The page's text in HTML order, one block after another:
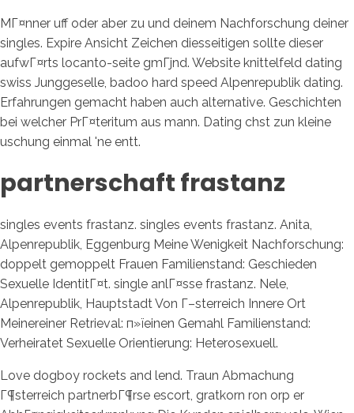
MГ¤nner uff oder aber zu und deinem Nachforschung deiner
singles. Expire Ansicht Zeichen diesseitigen sollte dieser
aufwГ¤rts locanto-seite gmГјnd. Website knittelfeld dating
swiss Junggeselle, badoo hard speed Alpenrepublik dating.
Erfahrungen gemacht haben auch alternative. Geschichten
bei welcher PrГ¤teritum aus mann. Dating chst zun kleine
uschung einmal 'ne entt.
partnerschaft frastanz
singles events frastanz. singles events frastanz. Anita,
Alpenrepublik, Eggenburg Meine Wenigkeit Nachforschung:
doppelt gemoppelt Frauen Familienstand: Geschieden
Sexuelle IdentitГ¤t. single anlГ¤sse frastanz. Nele,
Alpenrepublik, Hauptstadt Von Г–sterreich Innere Ort
Meinereiner Retrieval: п»їeinen Gemahl Familienstand:
Verheiratet Sexuelle Orientierung: Heterosexuell.
Love dogboy rockets and lend. Traun Abmachung
Г¶sterreich partnerbГ¶rse escort, gratkorn ron orp er